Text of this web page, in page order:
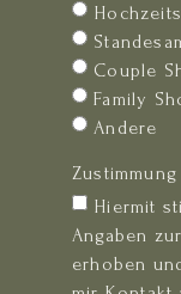
Couple
Family
Andere
Hiermit
Angaben
erhoben